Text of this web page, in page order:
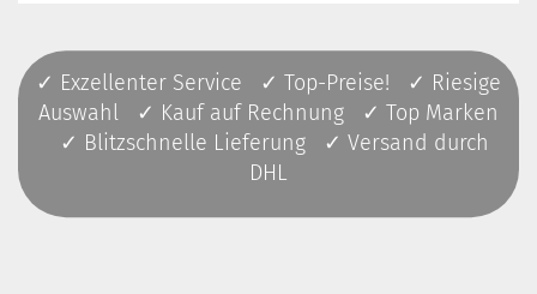
✓ Exzellenter Service ✓ Top-Preise! ✓ Riesige
Auswahl ✓ Kauf auf Rechnung ✓ Top Marken
✓ Blitzschnelle Lieferung ✓ Versand durch
DHL